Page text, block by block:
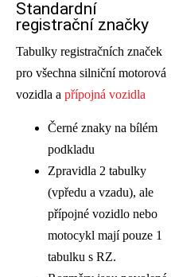
Standardní
registrační značky
Tabulky registračních značek
pro všechna silniční motorová
vozidla a přípojná vozidla
Černé znaky na bílém
podkladu
Zpravidla 2 tabulky
(vpředu a vzadu), ale
přípojné vozidlo nebo
motocykl mají pouze 1
tabulku s RZ.